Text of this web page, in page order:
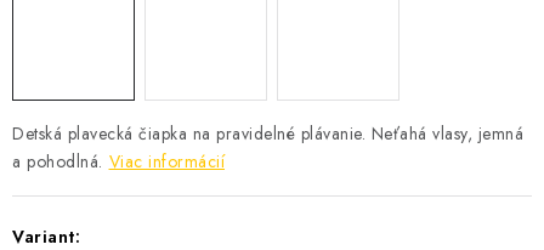
Detská plavecká čiapka na pravidelné plávanie. Neťahá vlasy, jemná
a pohodlná. Viac informácií
Variant: